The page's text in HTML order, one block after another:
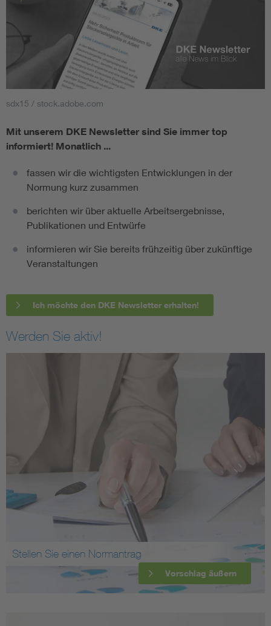
sdx15 / stock.adobe.com
Mit unserem DKE Newsletter sind Sie immer top
informiert! Monatlich ...
fassen wir die wichtigsten Entwicklungen in der
Normung kurz zusammen
berichten wir über aktuelle Arbeitsergebnisse,
Publikationen und Entwürfe
informieren wir Sie bereits frühzeitig über zukünftige
Veranstaltungen
Ich möchte den DKE Newsletter erhalten!
Werden Sie aktiv!
Stellen Sie einen Normantrag
Vorschlag äußern